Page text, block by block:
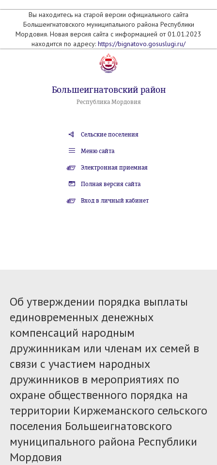
Вы находитесь на старой версии официального сайта
Большеигнатовского муниципального района Республики
Мордовия. Новая версия сайта с информацией от 01.01.2023
находится по адресу: https://bignatovo.gosuslugi.ru/
Большеигнатовский район
Республика Мордовия
Сельские поселения
Меню сайта
Электронная приемная
Полная версия сайта
Вход в личный кабинет
Об утверждении порядка выплаты
единовременных денежных
компенсаций народным
дружинникам или членам их семей в
связи с участием народных
дружинников в мероприятиях по
охране общественного порядка на
территории Киржеманского сельского
поселения Большеигнатовского
муниципального района Республики
Мордовия